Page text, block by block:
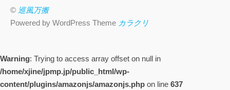
© 巡風万搬
Powered by WordPress Theme カラクリ
Warning: Trying to access array offset on null in
/home/xjine/jpmp.jp/public_html/wp-
content/plugins/amazonjs/amazonjs.php on line 637